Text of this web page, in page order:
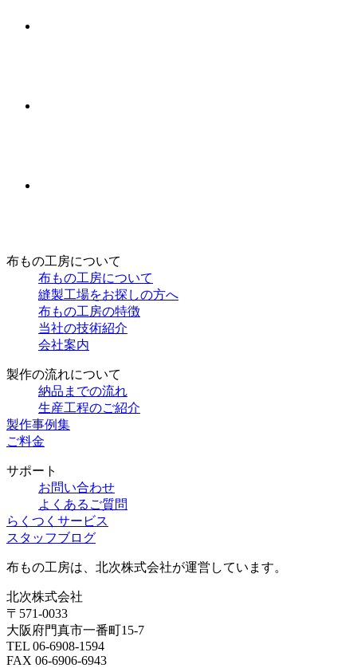
布もの工房について
布もの工房について
縫製工場をお探しの方へ
布もの工房の特徴
当社の技術紹介
会社案内
製作の流れについて
納品までの流れ
生産工程のご紹介
製作事例集
ご料金
サポート
お問い合わせ
よくあるご質問
らくつくサービス
スタッフブログ
布もの工房は、北次株式会社が運営しています。
北次株式会社
〒571-0033
大阪府門真市一番町15-7
TEL 06-6908-1594
FAX 06-6906-6943